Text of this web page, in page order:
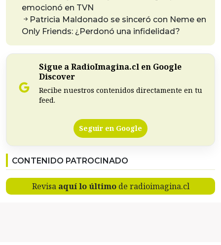
emocionó en TVN
Patricia Maldonado se sinceró con Neme en
Only Friends: ¿Perdonó una infidelidad?
Sigue a RadioImagina.cl en Google
Discover
Recibe nuestros contenidos directamente en tu
feed.
Seguir en Google
CONTENIDO PATROCINADO
Revisa aquí lo últimode radioimagina.cl